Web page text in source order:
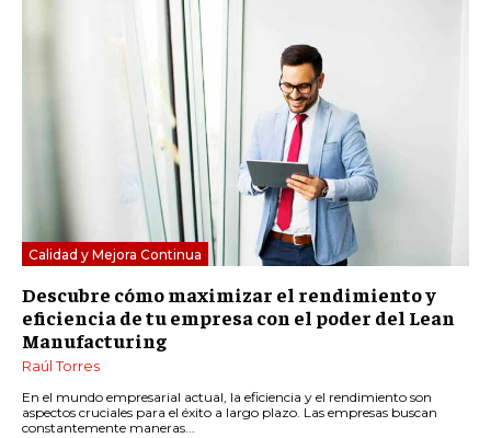
Calidad y Mejora Continua
Descubre cómo maximizar el rendimiento y
eficiencia de tu empresa con el poder del Lean
Manufacturing
Raúl Torres
En el mundo empresarial actual, la eficiencia y el rendimiento son
aspectos cruciales para el éxito a largo plazo. Las empresas buscan
constantemente maneras...